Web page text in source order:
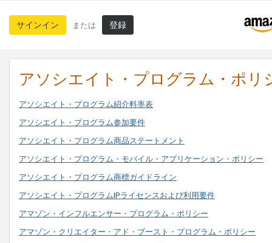
サインイン または 登録
アソシエイト・プログラム・ポリ
アソシエイト・プログラム紹介料率表
アソシエイト・プログラム参加要件
アソシエイト・プログラム商品ステートメント
アソシエイト・プログラム・モバイル・アプリケーション・ポリシー
アソシエイト・プログラム商標ガイドライン
アソシエイト・プログラムIPライセンスおよび利用要件
アマゾン・インフルエンサー・プログラム・ポリシー
アマゾン・クリエイター・アド・ブースト・プログラム・ポリシー